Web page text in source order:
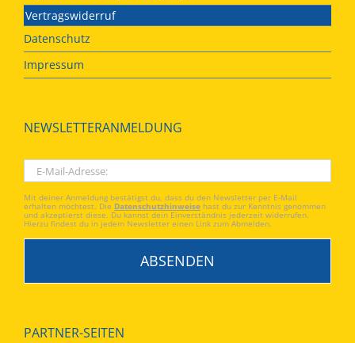
Vertragswiderruf
Datenschutz
Impressum
NEWSLETTERANMELDUNG
Mit deiner Anmeldung bestätigst du, dass du den Newsletter per E-Mail
erhalten möchtest. Die Datenschutzhinweise hast du zur Kenntnis genommen
und akzeptierst diese. Du kannst dein Einverständnis jederzeit widerrufen.
Hierzu findest du in jedem Newsletter einen Link zum Abmelden.
PARTNER-SEITEN